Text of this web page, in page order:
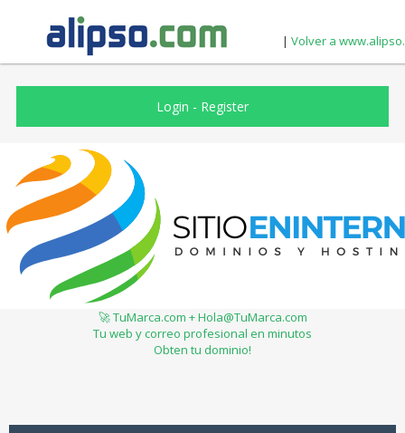
| Volver a
Login - Register
🚀 TuMarca.com + Hola@TuMarca.com
Tu web y correo profesional en minutos
Obten tu dominio!